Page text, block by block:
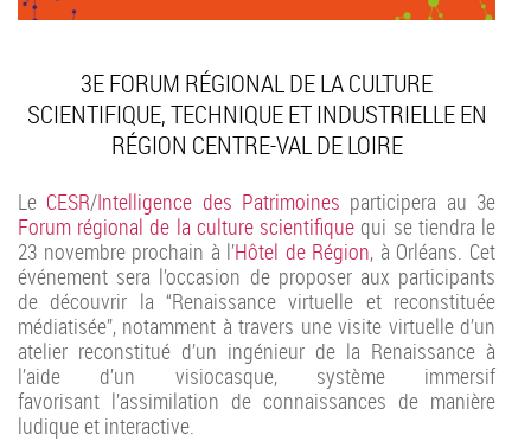
3E FORUM RÉGIONAL DE LA CULTURE
SCIENTIFIQUE, TECHNIQUE ET INDUSTRIELLE EN
RÉGION CENTRE-VAL DE LOIRE
Le CESR/Intelligence des Patrimoines participera au 3e
Forum régional de la culture scientifique qui se tiendra le
23 novembre prochain à l’Hôtel de Région, à Orléans. Cet
événement sera l’occasion de proposer aux participants
de découvrir la “Renaissance virtuelle et reconstituée
médiatisée”, notamment à travers une visite virtuelle d’un
atelier reconstitué d’un ingénieur de la Renaissance à
l’aide d’un visiocasque, système immersif
favorisant l’assimilation de connaissances de manière
ludique et interactive.